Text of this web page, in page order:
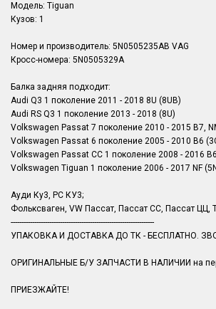
Модель: Tiguan
Кузов: 1
Номер и производитель: 5N0505235AB VAG
Кросс-номера: 5N0505329A
Балка задняя подходит:
Audi Q3 1 поколение 2011 - 2018 8U (8UB)
Audi RS Q3 1 поколение 2013 - 2018 (8U)
Volkswagen Passat 7 поколение 2010 - 2015 B7,
Volkswagen Passat 6 поколение 2005 - 2010 B6
Volkswagen Passat CC 1 поколение 2008 - 2016
Volkswagen Tiguan 1 поколение 2006 - 2017 NF
Ауди Ку3, РС КУ3;
Фольксваген, VW Пассат, Пассат СС, Пассат ЦЦ,
-------------------------------------------------------------------
УПАКОВКА И ДОСТАВКА ДО ТК - БЕСПЛАТНО.
ОРИГИНАЛЬНЫЕ Б/У ЗАПЧАСТИ В НАЛИЧИИ на
ПРИЕЗЖАЙТЕ!